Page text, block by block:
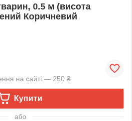
0.5 м (висота
Коричневий
на сайті — 250 ₴
Купити
або